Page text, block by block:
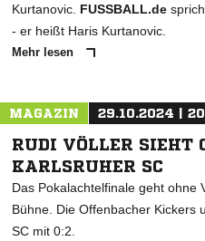
Kurtanovic. FUSSBALL.de
- er heißt Haris Kurtanovic.
Mehr lesen
MAGAZIN 29.10.2024 |
RUDI VÖLLER SIEHT
KARLSRUHER SC
Das Pokalachtelfinale geht ohne
Bühne. Die Offenbacher Kickers
SC mit 0:2.